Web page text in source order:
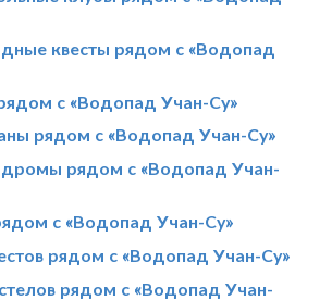
квесты рядом с «Водопад
с «Водопад Учан-Су»
рядом с «Водопад Учан-Су»
рядом с «Водопад Учан-
с «Водопад Учан-Су»
рядом с «Водопад Учан-Су»
рядом с «Водопад Учан-